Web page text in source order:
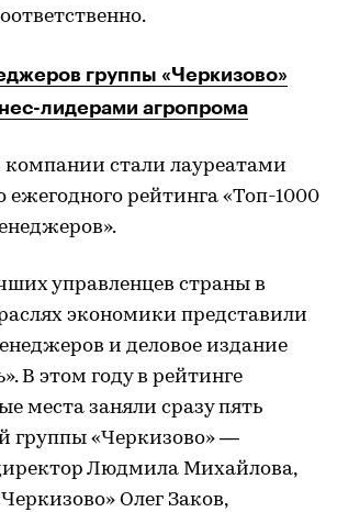
группы «Черкизово»
лидерами агропрома
компании стали лауреатами
ежегодного рейтинга «Топ-1000
управленцев страны в
экономики представили
и деловое издание
В этом году в рейтинге
места заняли сразу пять
группы «Черкизово» —
Людмила Михайлова,
Олег Заков,